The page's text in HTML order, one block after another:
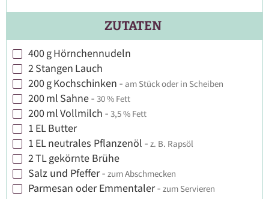
ZUTATEN
▢
400gHörnchennudeln
▢
2Stangen Lauch
▢
200gKochschinken - am Stück oder in Scheiben
▢
200ml Sahne - 30 % Fett
▢
200mlVollmilch - 3,5 % Fett
▢
1 ELButter
▢
1 ELneutrales Pflanzenöl - z. B. Rapsöl
▢
2TLgekörnte Brühe
▢
Salz und Pfeffer- zum Abschmecken
▢
Parmesan oder Emmentaler- zum Servieren